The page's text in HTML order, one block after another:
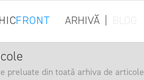
FRONT ARHIVĂ
preluate din toată arhiva de articole